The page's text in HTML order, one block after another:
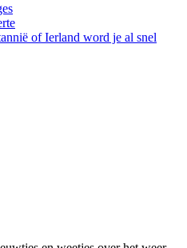
of Ierland word je al snel